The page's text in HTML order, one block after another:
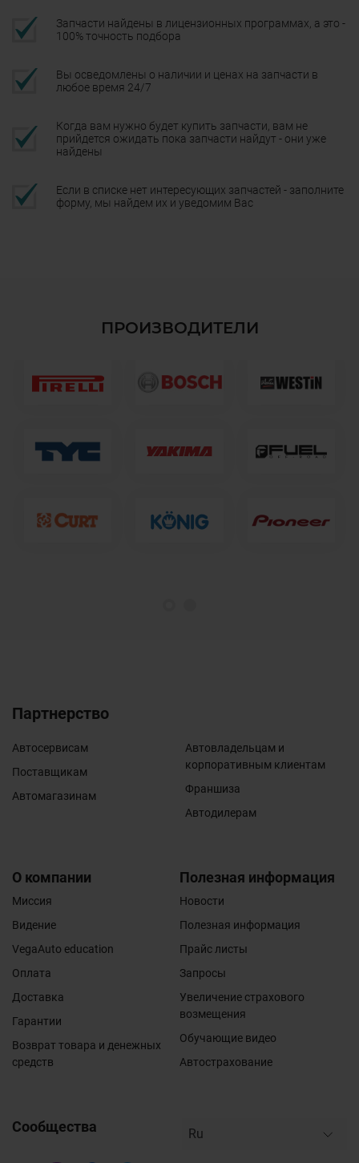
Запчасти найдены в лицензионных программах, а это -
100% точность подбора
Вы осведомлены о наличии и ценах на запчасти в
любое время 24/7
Когда вам нужно будет купить запчасти, вам не
прийдется ожидать пока запчасти найдут - они уже
найдены
Если в списке нет интересующих запчастей - заполните
форму, мы найдем их и уведомим Вас
ПРОИЗВОДИТЕЛИ
Партнерство
Автосервисам
Поставщикам
Автомагазинам
Автовладельцам и
корпоративным клиентам
Франшиза
Автодилерам
О компании
Миссия
Видение
VegaAuto education
Оплата
Доставка
Гарантии
Возврат товара и денежных
средств
Полезная информация
Новости
Полезная информация
Прайс листы
Запросы
Увеличение страхового
возмещения
Обучающие видео
Автострахование
Сообщества